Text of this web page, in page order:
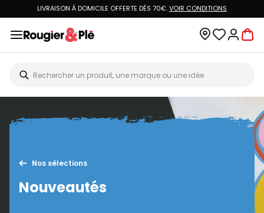
LIVRAISON À DOMICILE OFFERTE DÈS 70€.VOIR CONDITIONS
Nos sélections
Nouveautés